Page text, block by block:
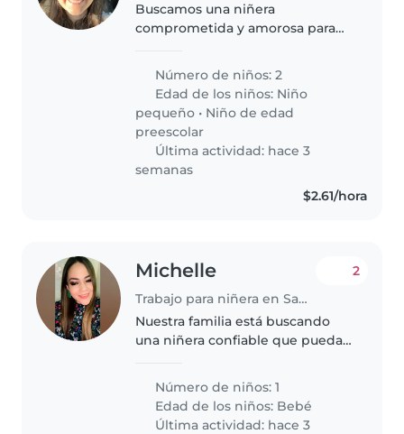
Buscamos una niñera
comprometida y amorosa para
lleno de energía y una niña
juguetona. Debe ser
responsable, cariñosa y cómoda
cocinando y ayudando con..
Número de niños: 2
Edad de los niños: Niño
pequeño • Niño de edad
preescolar
Última actividad: hace 3
semanas
$2.61/hora
Michelle
Trabajo para niñera en Santa Tecla
2
Nuestra familia está buscando
una niñera confiable que pueda
meses Necesitamos una niñera
que se sienta cómoda realizando
algunas tareas del hogar
Número de niños: 1
Edad de los niños: Bebé
Última actividad: hace 3